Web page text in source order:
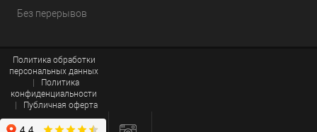
Без перерывов
Политика обработки
персональных данных
Политика
конфиденциальности
Публичная оферта